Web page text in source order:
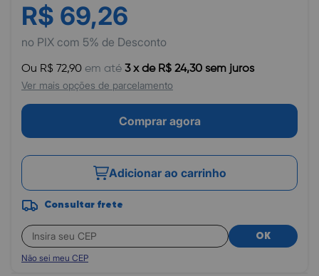
R$ 69,26
no PIX com 5% de Desconto
Ou R$ 72,90 em até 3 x de R$ 24,30 sem juros
Ver mais opções de parcelamento
Comprar agora
Adicionar ao carrinho
Consultar frete
OK
Não sei meu CEP